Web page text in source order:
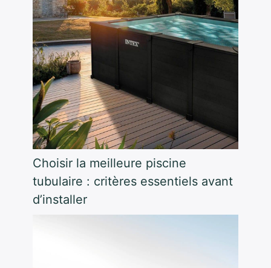
Choisir la meilleure piscine
tubulaire : critères essentiels avant
d’installer